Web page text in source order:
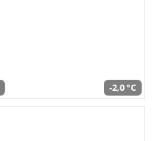
-2,0 °C